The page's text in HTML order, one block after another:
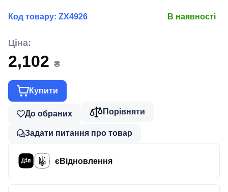
Код товару: ZX4926 В наявності
Ціна:
2,102 ₴
Купити
До обраних Порівняти
Задати питання про товар
єВідновлення